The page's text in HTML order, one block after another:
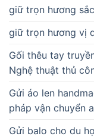
giữ trọn hương sắc
giữ trọn hương vị
Gối thêu tay
Nghệ thuật thủ
Gửi áo len
pháp vận chuyển
Gửi balo cho du